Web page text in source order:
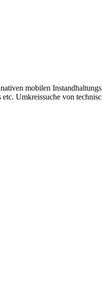
mobilen
Umkreissuche von